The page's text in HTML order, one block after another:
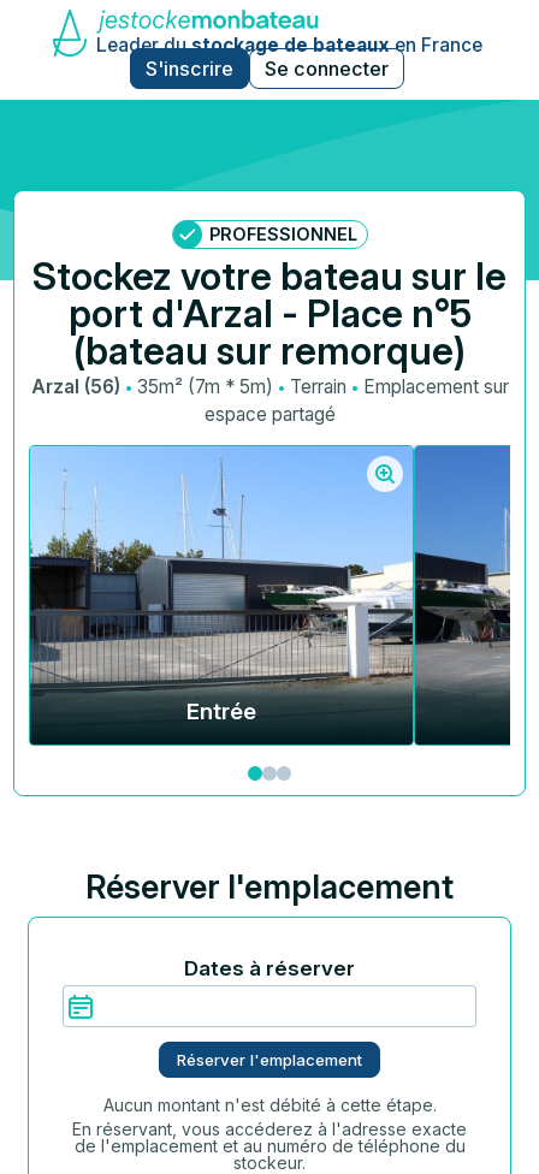
Leader dustockage de bateauxen France
S'inscrire Se connecter
Stockez votre bateau sur le
port d'Arzal - Place n°5
(bateau sur remorque)
PROFESSIONNEL
Arzal (56) · 35m² (7m * 5m) · Terrain · Emplacement sur
espace partagé
Entrée
Réserver l'emplacement
Dates à réserver
Réserver l'emplacement
Aucun montant n'est débité à cette étape.
En réservant, vous accéderez à l'adresse exacte
de l'emplacement et au numéro de téléphone du
stockeur.